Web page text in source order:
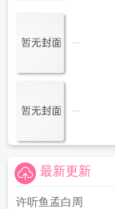
...
...
最新更新
许听鱼孟白周